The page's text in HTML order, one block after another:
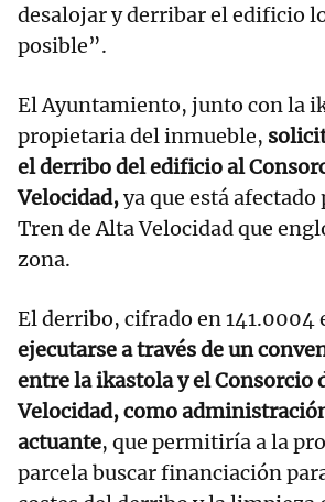
desalojar y derribar el edificio
posible”.
El Ayuntamiento, junto con la
propietaria del inmueble,
el derribo del edificio al
Velocidad,ya que está afectado
Tren de Alta Velocidad que
zona.
El derribo, cifrado en 141.0004
ejecutarse a través de un
entre la ikastola y el Consorcio
Velocidad, como
actuante, que permitiría a la
parcela buscar financiación